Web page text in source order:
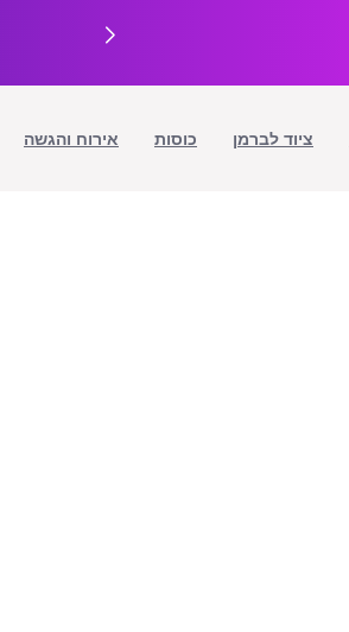
ציוד לברמן כוסות אירוח והגשה